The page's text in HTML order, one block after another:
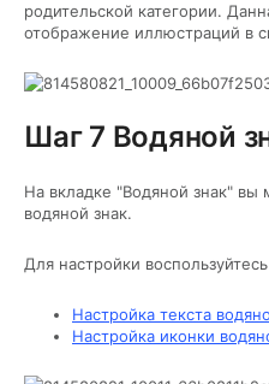
родительской категории.
отображение иллюстраций в
Шаг 7 Водяной
На вкладке "Водяной знак" вы
водяной знак.
Для настройки
Настройка текста
Настройка иконки